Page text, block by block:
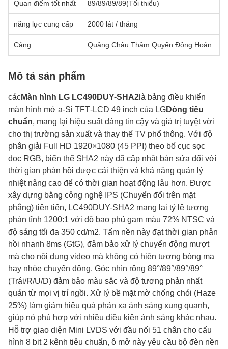
Quan điểm tốt nhất 89/89/89/89(Tối thiểu)
năng lực cung cấp 2000 lát / tháng
Cảng Quảng Châu Thâm Quyến Đông Hoản
Mô tả sản phẩm
cácMàn hình LG LC490DUY-SHA2 là bảng điều khiển
màn hình mở a‑Si TFT‑LCD 49 inch của LGDòng tiêu
chuẩn, mang lại hiệu suất đáng tin cậy và giá trị tuyệt vời
cho thị trường sản xuất và thay thế TV phổ thông. Với độ
phân giải Full HD 1920×1080 (45 PPI) theo bố cục sọc
dọc RGB, biến thể SHA2 này đã cập nhật bản sửa đổi với
thời gian phản hồi được cải thiện và khả năng quản lý
nhiệt nâng cao để có thời gian hoạt động lâu hơn. Được
xây dựng bằng công nghệ IPS (Chuyển đổi trên mặt
phẳng) tiên tiến, LC490DUY-SHA2 mang lại tỷ lệ tương
phản tĩnh 1200:1 với độ bao phủ gam màu 72% NTSC và
độ sáng tối đa 350 cd/m2. Tấm nền này đạt thời gian phản
hồi nhanh 8ms (GtG), đảm bảo xử lý chuyển động mượt
mà cho nội dung video mà không có hiện tượng bóng ma
hay nhòe chuyển động. Góc nhìn rộng 89°/89°/89°/89°
(Trái/R/U/D) đảm bảo màu sắc và độ tương phản nhất
quán từ mọi vị trí ngồi. Xử lý bề mặt mờ chống chói (Haze
25%) làm giảm hiệu quả phản xạ ánh sáng xung quanh,
giúp nó phù hợp với nhiều điều kiện ánh sáng khác nhau.
Hỗ trợ giao diện Mini LVDS với đầu nối 51 chân cho cấu
hình 8 bit 2 kênh tiêu chuẩn, ô mở này yêu cầu bộ đèn nền